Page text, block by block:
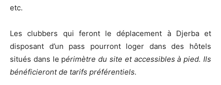
etc.
Les clubbers qui feront le déplacement à Djerba et
disposant d’un pass pourront loger dans des hôtels
situés dans le périmètre du site et accessibles à pied. Ils
bénéficieront de tarifs préférentiels.